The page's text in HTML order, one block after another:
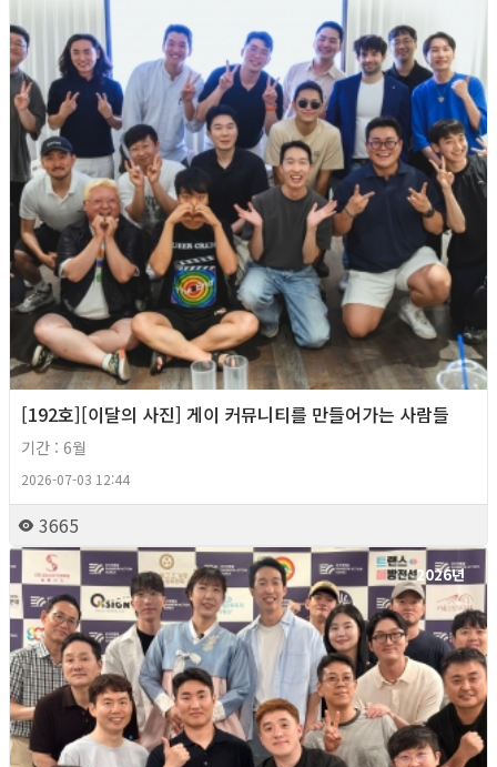
[192호][이달의 사진] 게이 커뮤니티를 만들어가는 사람들
기간 : 6월
2026-07-03 12:44
3665
2026년